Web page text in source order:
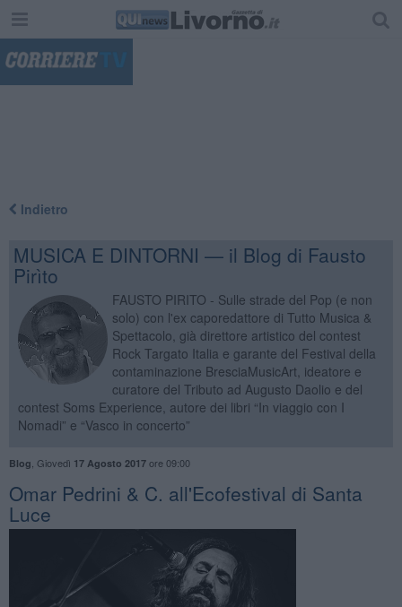
Indietro
MUSICA E DINTORNI — il Blog di Fausto
Pirìto
FAUSTO PIRITO - Sulle strade del Pop (e non
solo) con l'ex caporedattore di Tutto Musica &
Spettacolo, già direttore artistico del contest
Rock Targato Italia e garante del Festival della
contaminazione BresciaMusicArt, ideatore e
curatore del Tributo ad Augusto Daolio e del
contest Soms Experience, autore dei libri “In viaggio con I
Nomadi” e “Vasco in concerto”
Blog Giovedì 17 Agosto 2017ore 09:00
​Omar Pedrini & C. all'Ecofestival di Santa
Luce